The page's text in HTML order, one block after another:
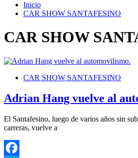
Inicio
CAR SHOW SANTAFESINO
CAR SHOW
CAR SHOW SANTAFESINO
Adrian Hang vuelve al
El Santafesino, luego de varios años sin
carreras, vuelve a